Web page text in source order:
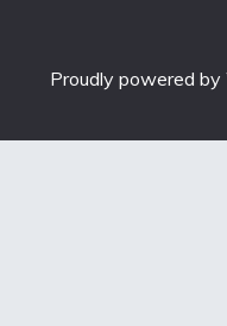
Proudly powered by